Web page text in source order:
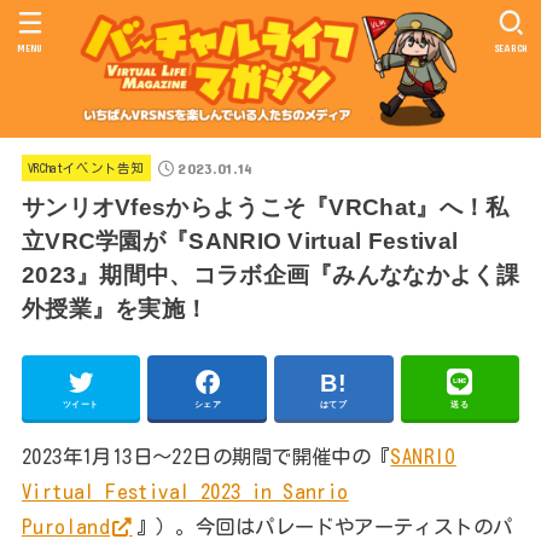
SEARCH
MENU
VRChatイベント告知 2023.01.14
サンリオVfesからようこそ『VRChat』へ！私
立VRC学園が『SANRIO Virtual Festival
2023』期間中、コラボ企画『みんななかよく課
外授業』を実施！
ツイート シェア はてブ 送る
2023年1月13日～22日の期間で開催中の『SANRIO
Virtual Festival 2023 in Sanrio
Puroland
』）。今回はパレードやアーティストのパ